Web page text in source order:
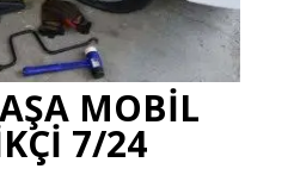
MOBİL
7/24